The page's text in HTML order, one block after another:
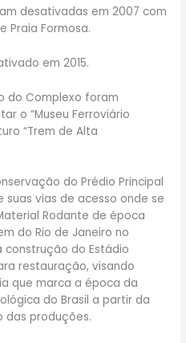
desativadas em 2007 com
Praia Formosa.
em 2015.
do Complexo foram
o “Museu Ferroviário
“Trem de Alta
do Prédio Principal
suas vias de acesso onde se
Rodante de época
do Rio de Janeiro no
construção do Estádio
restauração, visando
que marca a época da
do Brasil a partir da
das produções.